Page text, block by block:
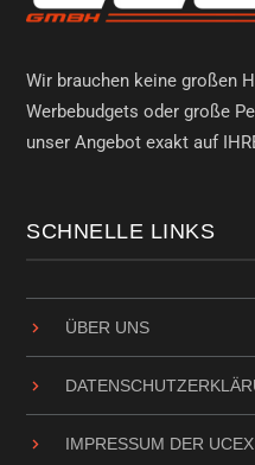
Wir brauchen keine großen
Werbebudgets oder große
unser Angebot exakt auf
SCHNELLE LINKS
ÜBER UNS
IMPRESSUM DER